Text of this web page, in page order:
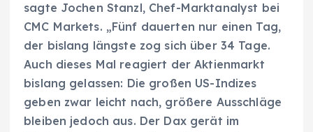
sagte Jochen Stanzl, Chef-Marktanalyst bei
CMC Markets. „Fünf dauerten nur einen Tag,
der bislang längste zog sich über 34 Tage.
Auch dieses Mal reagiert der Aktienmarkt
bislang gelassen: Die großen US-Indizes
geben zwar leicht nach, größere Ausschläge
bleiben jedoch aus. Der Dax gerät im